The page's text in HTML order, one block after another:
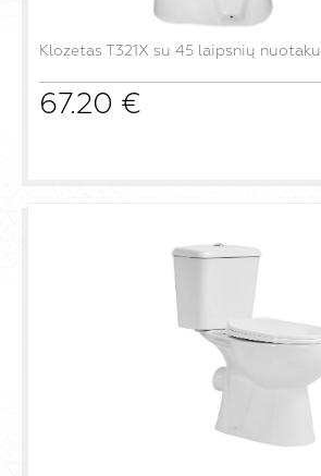
Klozetas T321X su 45 laipsnių nuotaku
67.20 €